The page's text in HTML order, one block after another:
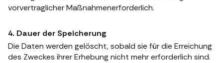
vorvertraglicher Maßnahmenerforderlich.
4. Dauer der Speicherung
Die Daten werden gelöscht, sobald sie für die Erreichung
des Zweckes ihrer Erhebung nicht mehr erforderlich sind.